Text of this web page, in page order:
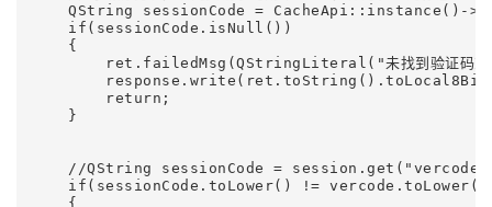
QString sessionCode = CacheApi::instance()-
    if(sessionCode.isNull())
    {
ret.failedMsg(QStringLiteral("未找到验证码或
        return;
    }
//QString sessionCode =
if(sessionCode.toLower() !=
    {